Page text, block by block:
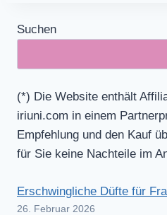
Suchen
(*) Die Website enthält
iriuni.com in einem
Empfehlung und den Kauf
für Sie keine Nachteile im
Erschwingliche Düfte für
26. Februar 2026